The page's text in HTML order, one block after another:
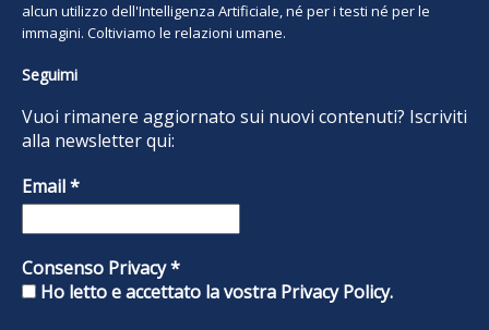
alcun utilizzo dell'Intelligenza Artificiale, né per i testi né per le
immagini. Coltiviamo le relazioni umane.
Seguimi
Vuoi rimanere aggiornato sui nuovi contenuti? Iscriviti
alla newsletter qui:
Email*
Consenso Privacy*
Ho letto e accettato la vostra Privacy Policy.